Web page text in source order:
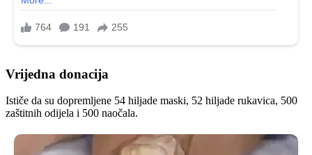
Vrijedna donacija
Ističe da su dopremljene 54 hiljade maski, 52 hiljade rukavica, 500
zaštitnih odijela i 500 naočala.